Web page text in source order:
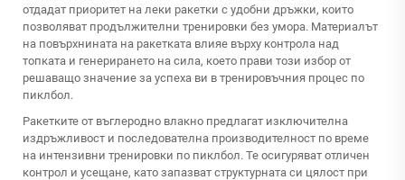
отдадат приоритет на леки ракетки с удобни дръжки, които
позволяват продължителни тренировки без умора. Материалът
на повърхнината на ракетката влияе върху контрола над
топката и генерирането на сила, което прави този избор от
решаващо значение за успеха ви в тренировъчния процес по
пиклбол.
Ракетките от въглеродно влакно предлагат изключителна
издръжливост и последователна производителност по време
на интензивни тренировки по пиклбол. Те осигуряват отличен
контрол и усещане, като запазват структурната си цялост при